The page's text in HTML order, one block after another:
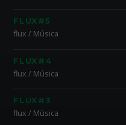
FLUX#5
flux / Música
FLUX#4
flux / Música
FLUX#3
flux / Música